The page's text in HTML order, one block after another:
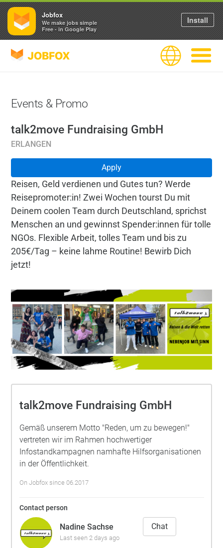
JOBFOX Navigate
Language
Events & Promo
talk2move Fundraising GmbH
ERLANGEN
Apply
Reisen, Geld verdienen und Gutes tun? Werde
Reisepromoter:in! Zwei Wochen tourst Du mit
Deinem coolen Team durch Deutschland, sprichst
Menschen an und gewinnst Spender:innen für tolle
NGOs. Flexible Arbeit, tolles Team und bis zu
205€/Tag – keine lahme Routine! Bewirb Dich
jetzt!
talk2move Fundraising GmbH
Gemäß unserem Motto "Reden, um zu bewegen!"
vertreten wir im Rahmen hochwertiger
Infostandkampagnen namhafte Hilfsorganisationen
in der Öffentlichkeit.
On Jobfox since 06.2017
Contact person
Nadine Sachse
Last seen 2 days ago
Chat
Jobfox
We make jobs simple
Free - in Google Play
Install